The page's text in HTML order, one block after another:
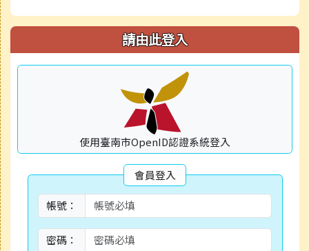
請由此登入
使用臺南市OpenID認證系統登入
會員登入
帳號：
密碼：